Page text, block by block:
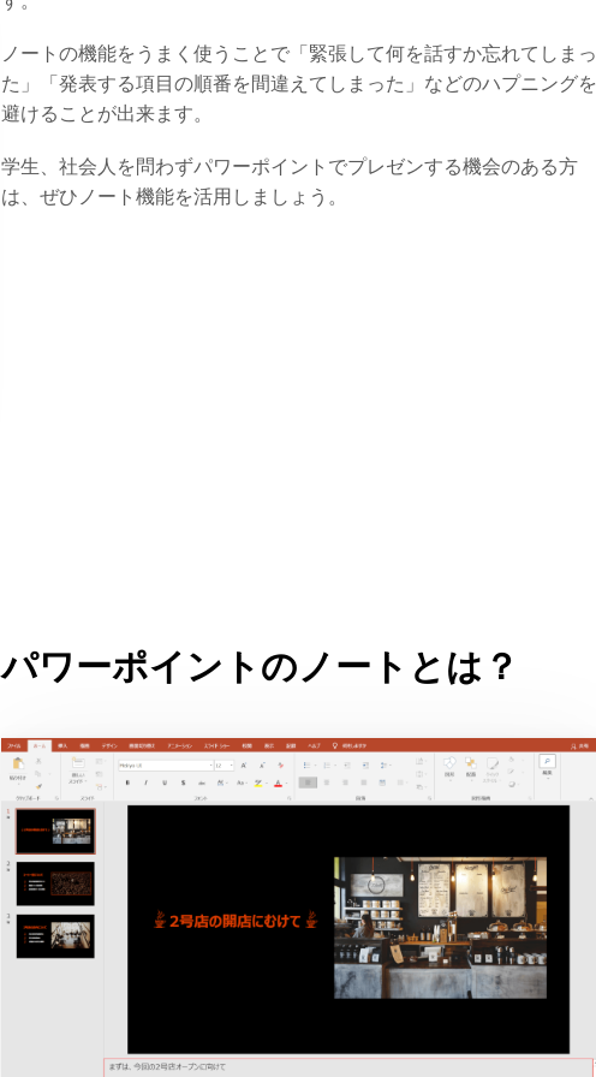
ノートの機能をうまく使うことで「緊張して何を話すか忘れてしまっ
た」「発表する項目の順番を間違えてしまった」などのハプニングを
避けることが出来ます。
学生、社会人を問わずパワーポイントでプレゼンする機会のある方
は、ぜひノート機能を活用しましょう。
パワーポイントのノートとは？